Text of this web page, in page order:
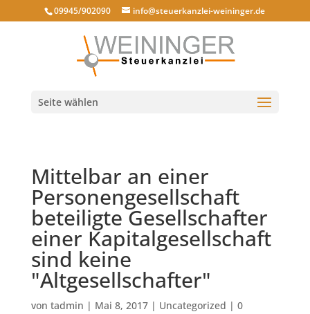
09945/902090 info@steuerkanzlei-weininger.de
Seite wählen
Mittelbar an einer
Personengesellschaft
beteiligte Gesellschafter
einer Kapitalgesellschaft
sind keine
"Altgesellschafter"
von tadmin | Mai 8, 2017| Uncategorized | 0